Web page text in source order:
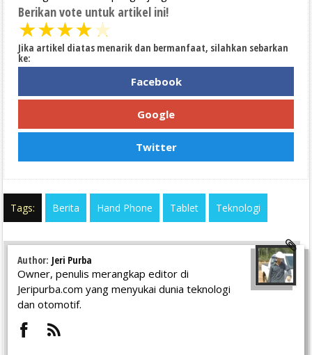
Berikan vote untuk artikel ini!
★★★★★
Jika artikel diatas menarik dan bermanfaat, silahkan sebarkan
ke:
Facebook
Google
Twitter
Tags: Berita Hand Phone Tablet Teknologi
Author: Jeri Purba
Owner, penulis merangkap editor di
Jeripurba.com yang menyukai dunia teknologi
dan otomotif.